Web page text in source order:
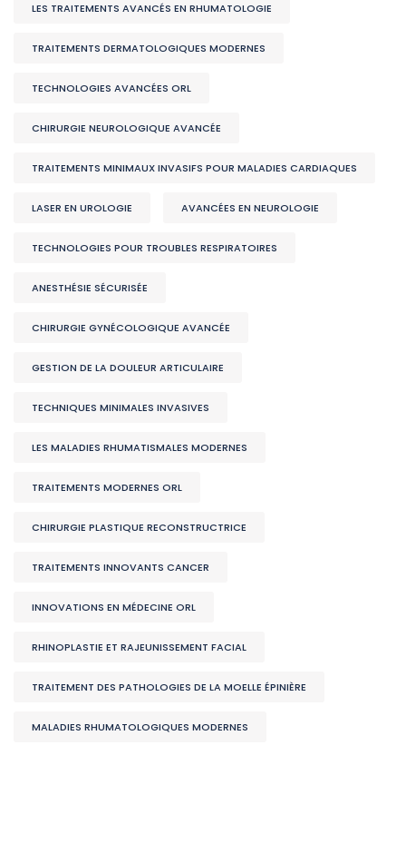
LES TRAITEMENTS AVANCÉS EN RHUMATOLOGIE
TRAITEMENTS DERMATOLOGIQUES MODERNES
TECHNOLOGIES AVANCÉES ORL
CHIRURGIE NEUROLOGIQUE AVANCÉE
TRAITEMENTS MINIMAUX INVASIFS POUR MALADIES CARDIAQUES
LASER EN UROLOGIE AVANCÉES EN NEUROLOGIE
TECHNOLOGIES POUR TROUBLES RESPIRATOIRES
ANESTHÉSIE SÉCURISÉE
CHIRURGIE GYNÉCOLOGIQUE AVANCÉE
GESTION DE LA DOULEUR ARTICULAIRE
TECHNIQUES MINIMALES INVASIVES
LES MALADIES RHUMATISMALES MODERNES
TRAITEMENTS MODERNES ORL
CHIRURGIE PLASTIQUE RECONSTRUCTRICE
TRAITEMENTS INNOVANTS CANCER
INNOVATIONS EN MÉDECINE ORL
RHINOPLASTIE ET RAJEUNISSEMENT FACIAL
TRAITEMENT DES PATHOLOGIES DE LA MOELLE ÉPINIÈRE
MALADIES RHUMATOLOGIQUES MODERNES